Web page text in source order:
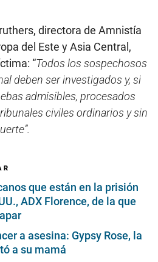
directora de Amnistía
del Este y Asia Central,
“Todos los sospechosos
deben ser investigados y, si
admisibles, procesados
civiles ordinarios y sin
que están en la prisión
ADX Florence, de la que
a asesina: Gypsy Rose, la
a su mamá